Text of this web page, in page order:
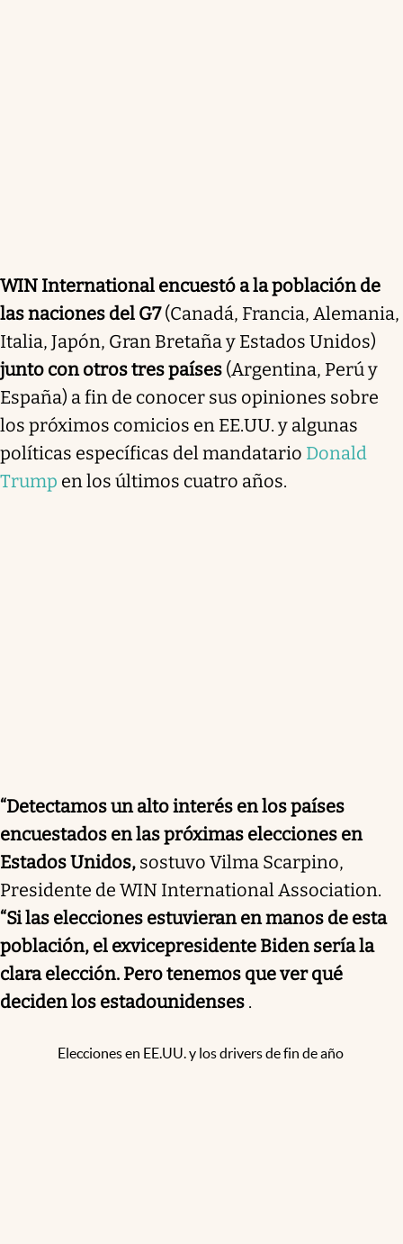
WIN International encuestó a la población de
las naciones del G7(Canadá, Francia, Alemania,
Italia, Japón, Gran Bretaña y Estados Unidos)
junto con otros tres países (Argentina, Perú y
España) a fin de conocer sus opiniones sobre
los próximos comicios en EE.UU. y algunas
políticas específicas del mandatario Donald
Trump en los últimos cuatro años.
“Detectamos un alto interés en los países
encuestados en las próximas elecciones en
Estados Unidos, sostuvo Vilma Scarpino,
Presidente de WIN International Association.
“Si las elecciones estuvieran en manos de esta
población, el exvicepresidente Biden sería la
clara elección. Pero tenemos que ver qué
deciden los estadounidenses .
Elecciones en EE.UU. y los drivers de fin de año